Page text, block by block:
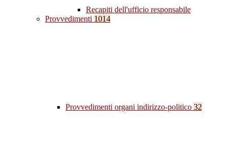
Recapiti dell'ufficio responsabile
Provvedimenti 1014
Provvedimenti organi indirizzo-politico 32